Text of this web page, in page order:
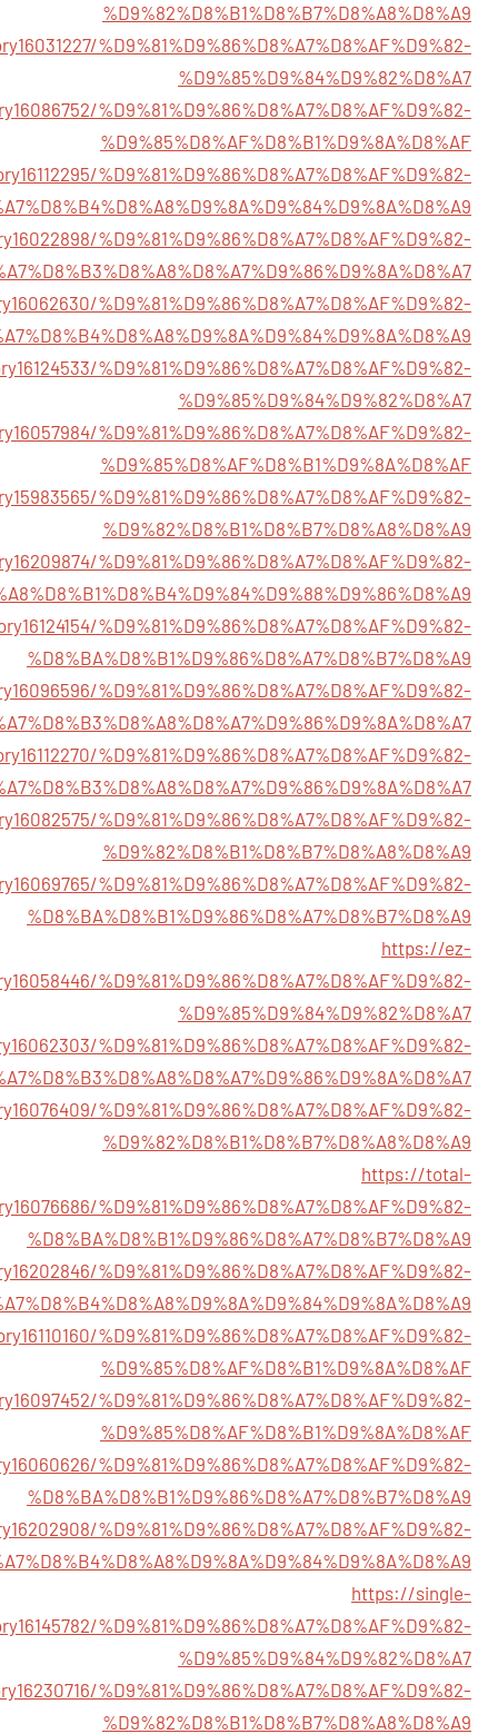
%D9%82%D8%B1%D8%B7%D8%A8%D8%A9
%D9%81%D9%86%D8%A7%D8%AF%D9%82-
%D9%85%D9%84%D9%82%D8%A7
%D9%81%D9%86%D8%A7%D8%AF%D9%82-
%D9%85%D8%AF%D8%B1%D9%8A%D8%AF
%D9%81%D9%86%D8%A7%D8%AF%D9%82-
%D9%81%D9%86%D8%A7%D8%AF%D9%82-
%D9%81%D9%86%D8%A7%D8%AF%D9%82-
%D9%81%D9%86%D8%A7%D8%AF%D9%82-
%D9%85%D9%84%D9%82%D8%A7
%D9%81%D9%86%D8%A7%D8%AF%D9%82-
%D9%85%D8%AF%D8%B1%D9%8A%D8%AF
%D9%81%D9%86%D8%A7%D8%AF%D9%82-
%D9%82%D8%B1%D8%B7%D8%A8%D8%A9
%D9%81%D9%86%D8%A7%D8%AF%D9%82-
%D9%81%D9%86%D8%A7%D8%AF%D9%82-
%D8%BA%D8%B1%D9%86%D8%A7%D8%B7%D8%A9
%D9%81%D9%86%D8%A7%D8%AF%D9%82-
%D9%81%D9%86%D8%A7%D8%AF%D9%82-
%D9%81%D9%86%D8%A7%D8%AF%D9%82-
%D9%82%D8%B1%D8%B7%D8%A8%D8%A9
%D9%81%D9%86%D8%A7%D8%AF%D9%82-
%D8%BA%D8%B1%D9%86%D8%A7%D8%B7%D8%A9
https://ez-
%D9%81%D9%86%D8%A7%D8%AF%D9%82-
%D9%85%D9%84%D9%82%D8%A7
%D9%81%D9%86%D8%A7%D8%AF%D9%82-
%D9%81%D9%86%D8%A7%D8%AF%D9%82-
%D9%82%D8%B1%D8%B7%D8%A8%D8%A9
https://total-
%D9%81%D9%86%D8%A7%D8%AF%D9%82-
%D8%BA%D8%B1%D9%86%D8%A7%D8%B7%D8%A9
%D9%81%D9%86%D8%A7%D8%AF%D9%82-
%D9%81%D9%86%D8%A7%D8%AF%D9%82-
%D9%85%D8%AF%D8%B1%D9%8A%D8%AF
%D9%81%D9%86%D8%A7%D8%AF%D9%82-
%D9%85%D8%AF%D8%B1%D9%8A%D8%AF
%D9%81%D9%86%D8%A7%D8%AF%D9%82-
%D8%BA%D8%B1%D9%86%D8%A7%D8%B7%D8%A9
%D9%81%D9%86%D8%A7%D8%AF%D9%82-
https://single-
%D9%81%D9%86%D8%A7%D8%AF%D9%82-
%D9%85%D9%84%D9%82%D8%A7
%D9%81%D9%86%D8%A7%D8%AF%D9%82-
%D9%82%D8%B1%D8%B7%D8%A8%D8%A9